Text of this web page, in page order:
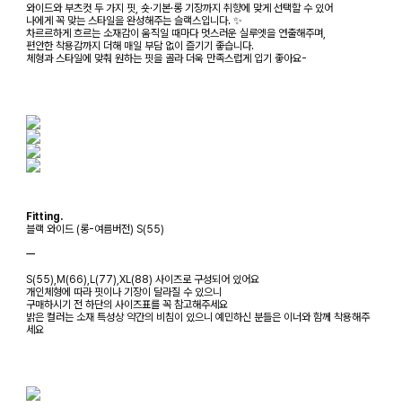
와이드와 부츠컷 두 가지 핏, 숏·기본·롱 기장까지 취향에 맞게 선택할 수 있어
나에게 꼭 맞는 스타일을 완성해주는 슬랙스입니다. ✨
차르르하게 흐르는 소재감이 움직일 때마다 멋스러운 실루엣을 연출해주며,
편안한 착용감까지 더해 매일 부담 없이 즐기기 좋습니다.
체형과 스타일에 맞춰 원하는 핏을 골라 더욱 만족스럽게 입기 좋아요-
Fitting.
블랙 와이드 (롱-여름버전) S(55)
ㅡ
S(55),M(66),L(77),XL(88) 사이즈로 구성되어 있어요
개인체형에 따라 핏이나 기장이 달라질 수 있으니
구매하시기 전 하단의 사이즈표를 꼭 참고해주세요
밝은 컬러는 소재 특성상 약간의 비침이 있으니 예민하신 분들은 이너와 함께 착용해주
세요